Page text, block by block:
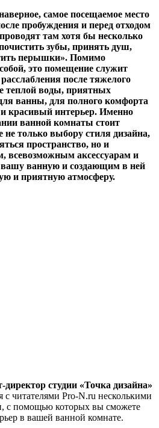
самое посещаемое место
пробуждения и перед отходом
там хотя бы несколько
зубы, принять душ,
перышки». Помимо
собой, это помещение служит
после тяжелого
теплой воды, приятных
ванны, для полного комфорта
красивый интерьер. Именно
ванной комнаты стоит
не только выбору стиля дизайна,
пространство, но и
всевозможным аксессуарам и
ванную и создающим в ней
и приятную атмосферу.
директор студии «Точка дизайна»
с читателями Pro-N.ru несколькими
с помощью которых вы сможете
в вашей ванной комнате.